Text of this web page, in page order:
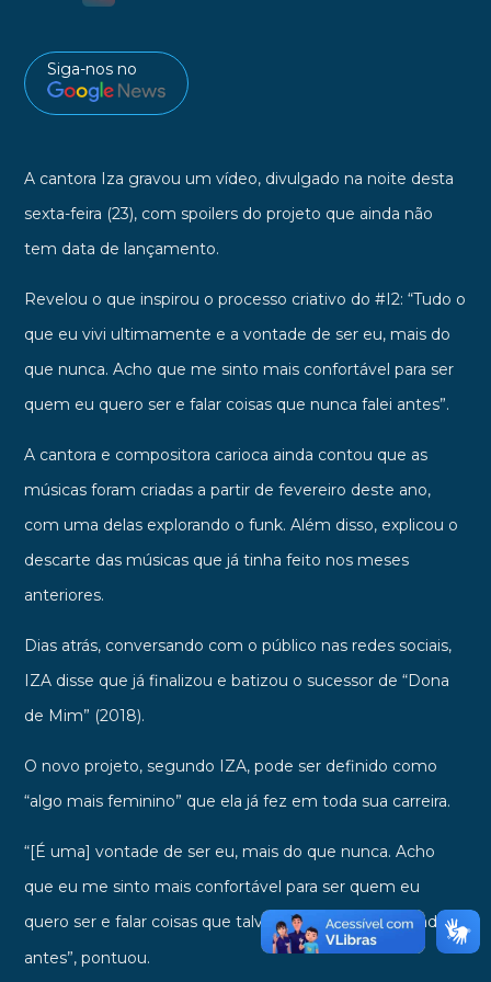
Siga-nos no
A cantora Iza gravou um vídeo, divulgado na noite desta
sexta-feira (23), com spoilers do projeto que ainda não
tem data de lançamento.
Revelou o que inspirou o processo criativo do #I2: “Tudo o
que eu vivi ultimamente e a vontade de ser eu, mais do
que nunca. Acho que me sinto mais confortável para ser
quem eu quero ser e falar coisas que nunca falei antes”.
A cantora e compositora carioca ainda contou que as
músicas foram criadas a partir de fevereiro deste ano,
com uma delas explorando o funk. Além disso, explicou o
descarte das músicas que já tinha feito nos meses
anteriores.
Dias atrás, conversando com o público nas redes sociais,
IZA disse que já finalizou e batizou o sucessor de “Dona
de Mim” (2018).
O novo projeto, segundo IZA, pode ser definido como
“algo mais feminino” que ela já fez em toda sua carreira.
“[É uma] vontade de ser eu, mais do que nunca. Acho
que eu me sinto mais confortável para ser quem eu
quero sere falar coisas que talvez eu não tivesse falado
antes”, pontuou.